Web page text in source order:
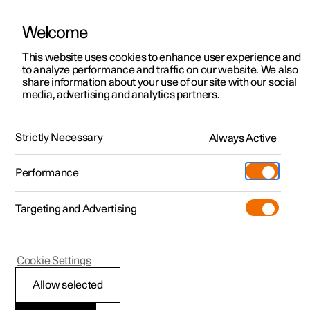
Polestar 2
Polestar 3
Polestar 4
Pre-owned
Shop
Meer
Testrit
Aanbiedingen voor
Testrit
Aanbiedingen voor
Polestar 4 coupé
Ontdek Polestar 4
Testrit
Bekijk onze stockwagens
Aanbiedingen voor
Ontdek Polestar 5
Over pre-owned
Pre-owned aanbiedingen
Aanbiedingen voor particulieren
Aanbiedingen voor
professionelen
Bekijk onze stockwagens
Configureer
Pre-owned
Testrit
Additionals
(Opent in een nieuw venster)
Experiences
Ontmoet ons
Servicepunten
Opladen
Support
HandleidingVideogalerijSoftware-updates
Banden
Polestar 2
Slijtage-indicator van
Welcome
This website uses cookies to enhance user experience and
to analyze performance and traffic on our website. We also
share information about your use of our site with our social
media, advertising and analytics partners.
Strictly Necessary Always Active
Performance
Targeting and Advertising
Allow selected
Cookie Settings